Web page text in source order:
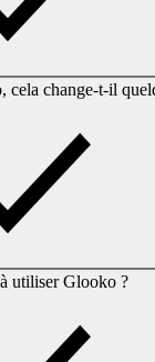
cela change-t-il
utiliser Glooko ?